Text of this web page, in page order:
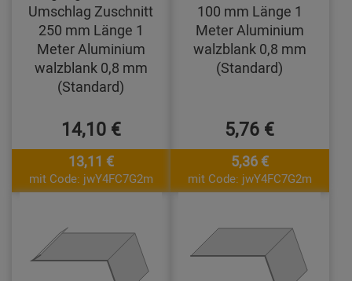
Umschlag Zuschnitt
250 mm Länge 1
Meter Aluminium
walzblank 0,8 mm
(Standard)
14,10 €
13,11 €
mit Code: jwY4FC7G2m
100 mm Länge 1
Meter Aluminium
walzblank 0,8 mm
(Standard)
5,76 €
5,36 €
mit Code: jwY4FC7G2m